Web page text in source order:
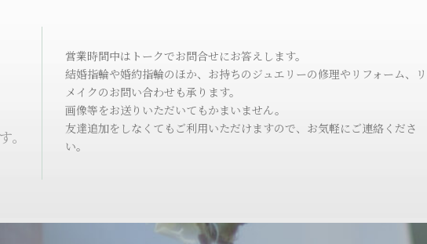
。
営業時間中はトークでお問合せにお答えします。
結婚指輪や婚約指輪のほか、お持ちのジュエリーの修理やリフォーム、リ
メイクのお問い合わせも承ります。
画像等をお送りいただいてもかまいません。
友達追加をしなくてもご利用いただけますので、お気軽にご連絡くださ
い。